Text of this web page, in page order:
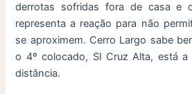
derrotas sofridas fora de casa e
representa a reação para não
se aproximem. Cerro Largo sabe
o 4º colocado, SI Cruz Alta, está
distância.